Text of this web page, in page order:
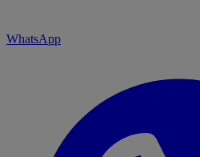
WhatsApp